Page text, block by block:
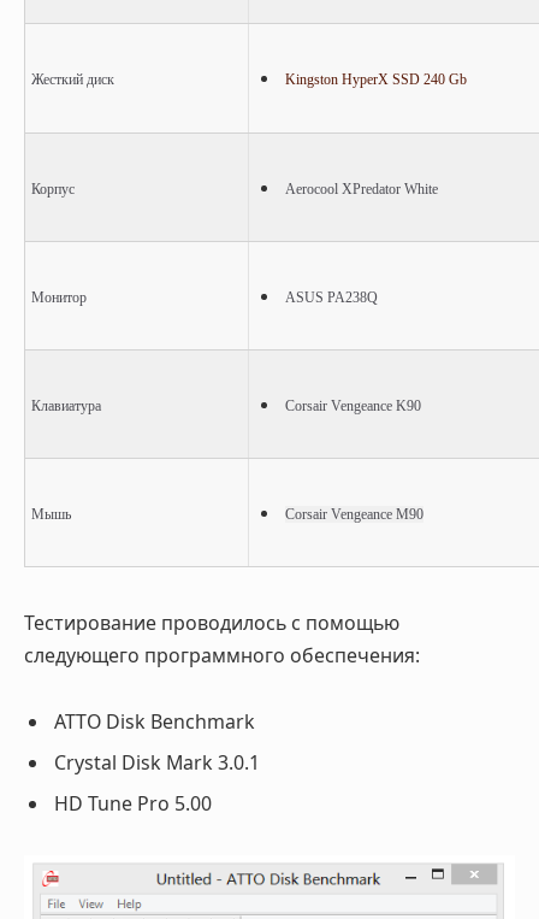
Жесткий диск Kingston HyperX SSD 240 Gb
Корпус Aerocool XPredator White
Монитор ASUS PA238Q
Клавиатура Corsair Vengeance K90
Мышь Corsair Vengeance M90
Тестирование проводилось с помощью
следующего программного обеспечения:
ATTO Disk Benchmark
Crystal Disk Mark 3.0.1
HD Tune Pro 5.00